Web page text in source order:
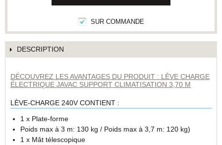
SUR COMMANDE
DESCRIPTION
DÉCOUVREZ LES AVANTAGES DU PRODUIT : LÈVE CHARGE
ÉLECTRIQUE JAVAC SUPPORT CLIMATISATION 3,70 M
LÈVE-CHARGE 240V CONTIENT :
1 x Plate-forme
Poids max à 3 m: 130 kg / Poids max à 3,7 m: 120 kg)
1 x Mât télescopique